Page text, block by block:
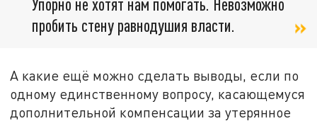
Упорно не хотят нам помогать. Невозможно
пробить стену равнодушия власти.
А какие ещё можно сделать выводы, если по
одному единственному вопросу, касающемуся
дополнительной компенсации за утерянное